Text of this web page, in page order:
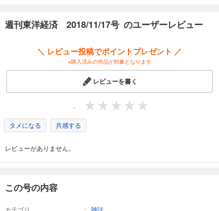
あらすじを表示する
880 円 (税込)
あらすじを表示する
週刊東洋経済 2026/3/28号
880円 (税込)
あらすじを表示する
週刊東洋経済 2026/3/14・3/21合併号
週刊東洋経済 2018/11/17号 のユーザーレビュー
＼ レビュー投稿でポイントプレゼント ／
※購入済みの作品が対象となります
レビューを書く
-
タメになる 共感する
レビューがありません。
この号の内容
カテゴリ 雑誌